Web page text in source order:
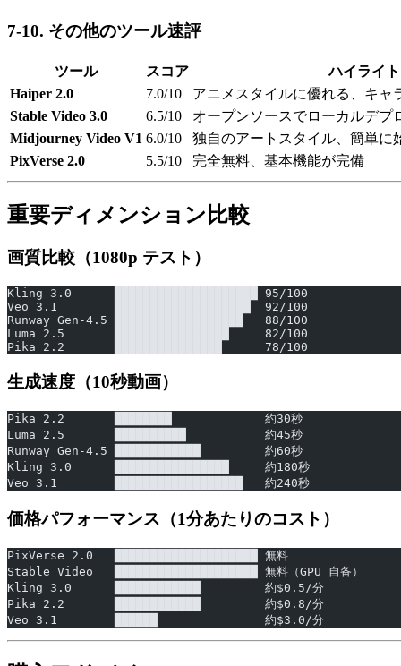
7-10. その他のツール速評
ツール スコア
ハイライト
Haiper 2.0
7.0/10
アニメスタイルに優れる、キャ
Stable Video 3.0
6.5/10
オープンソースでローカルデプ
Midjourney Video V1 6.0/10
独自のアートスタイル、簡単に
PixVerse 2.0
5.5/10 完全無料、基本機能が完備
重要ディメンション比較
画質比較（1080p テスト）
Kling 3.0      ████████████████████ 95/100
Veo 3.1        ███████████████████  92/100
Runway Gen-4.5 ██████████████████   88/100
Luma 2.5       ████████████████     82/100
Pika 2.2       ███████████████      78/100
生成速度（10秒動画）
Pika 2.2       ████████             約30秒
Luma 2.5       ██████████           約45秒
Runway Gen-4.5 ████████████         約60秒
Kling 3.0      ████████████████     約180秒
Veo 3.1        ██████████████████   約240秒
価格パフォーマンス（1分あたりのコスト）
PixVerse 2.0   ████████████████████ 無料
Stable Video   ████████████████████ 無料（GPU 自备）
Kling 3.0      ████████████         約$0.5/分
Pika 2.2       ████████████         約$0.8/分
Veo 3.1        ██████               約$3.0/分